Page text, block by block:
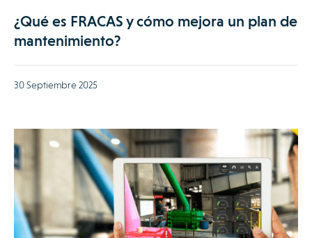
¿Qué es FRACAS y cómo mejora un plan de
mantenimiento?
30 Septiembre 2025